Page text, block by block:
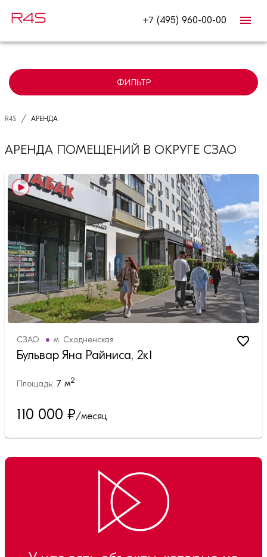
+7 (495) 960-00-00
ФИЛЬТР
R4S / АРЕНДА
АРЕНДА ПОМЕЩЕНИЙ В ОКРУГЕ СЗАО
СЗАО м. Сходненская
Бульвар Яна Райниса, 2к1
Площадь: 7 м2
110 000 ₽/месяц